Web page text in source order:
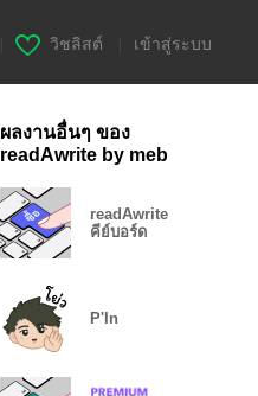
วิชลิสต์ เข้าสู่ระบบ
ผลงานอื่นๆ ของ
readAwrite by meb
readAwrite
คีย์บอร์ด
P'In